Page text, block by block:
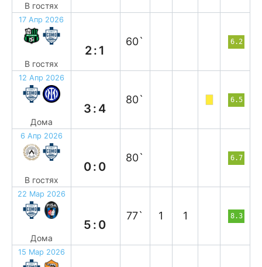
В гостях
17 Апр 2026
В гостях
2:1
60` 6.2
12 Апр 2026
Дома
3:4
80` 6.5
6 Апр 2026
В гостях
0:0
80` 6.7
22 Мар 2026
Дома
5:0
77` 1 1 8.3
15 Мар 2026